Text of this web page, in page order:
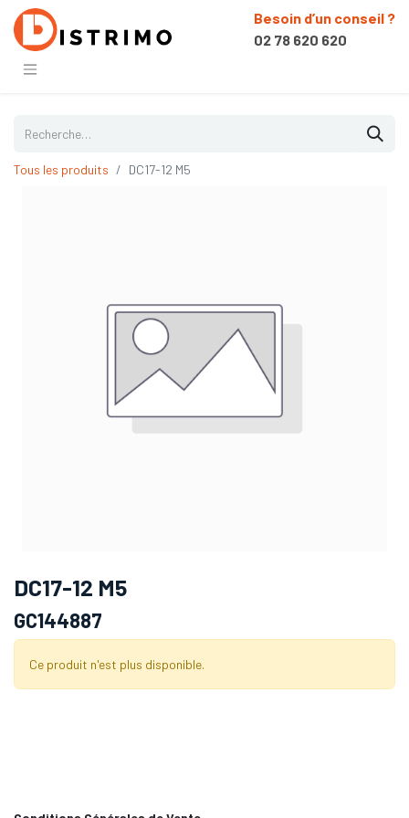
Besoin d’un conseil ?
02 78 620 620
Tous les produits DC17-12 M5
DC17-12 M5
GC144887
Ce produit n'est plus disponible.